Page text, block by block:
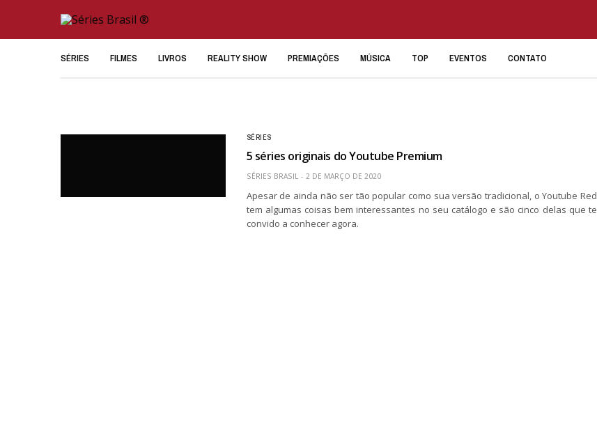
SÉRIES FILMES LIVROS REALITY SHOW PREMIAÇÕES MÚSICA TOP EVENTOS CONTATO
SÉRIES
5 séries originais do Youtube Premium
SÉRIES BRASIL 2 DE MARÇO DE 2020
Apesar de ainda não ser tão popular como sua versão tradicional, o Youtube Red
tem algumas coisas bem interessantes no seu catálogo e são cinco delas que te
convido a conhecer agora.